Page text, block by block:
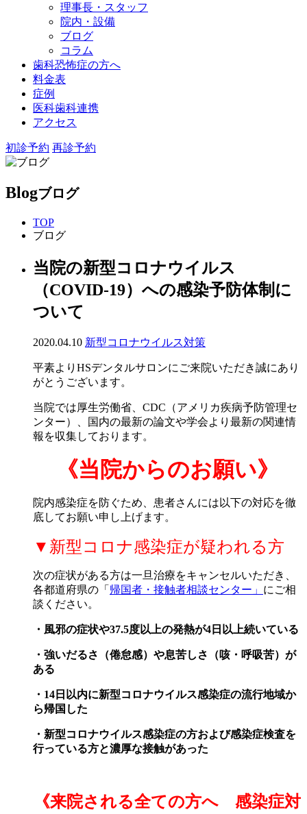
理事長・スタッフ
院内・設備
ブログ
コラム
歯科恐怖症の方へ
料金表
症例
医科歯科連携
アクセス
初診予約 再診予約
Blogブログ
TOP
ブログ
当院の新型コロナウイルス
（COVID-19）への感染予防体制に
ついて
2020.04.10 新型コロナウイルス対策
平素よりHSデンタルサロンにご来院いただき誠にあり
がとうございます。
当院では厚生労働省、CDC（アメリカ疾病予防管理セ
ンター）、国内の最新の論文や学会より最新の関連情
報を収集しております。
《当院からのお願い》
院内感染症を防ぐため、患者さんには以下の対応を徹
底してお願い申し上げます。
▼新型コロナ感染症が疑われる方
次の症状がある方は一旦治療をキャンセルいただき、
各都道府県の「 帰国者・接触者相談センター」 にご相
談ください。
・風邪の症状や37.5度以上の発熱が4日以上続いている
・強いだるさ（倦怠感）や息苦しさ（咳・呼吸苦）が
ある
・14日以内に新型コロナウイルス感染症の流行地域か
ら帰国した
・新型コロナウイルス感染症の方および感染症検査を
行っている方と濃厚な接触があった
《来院される全ての方へ 感染症対